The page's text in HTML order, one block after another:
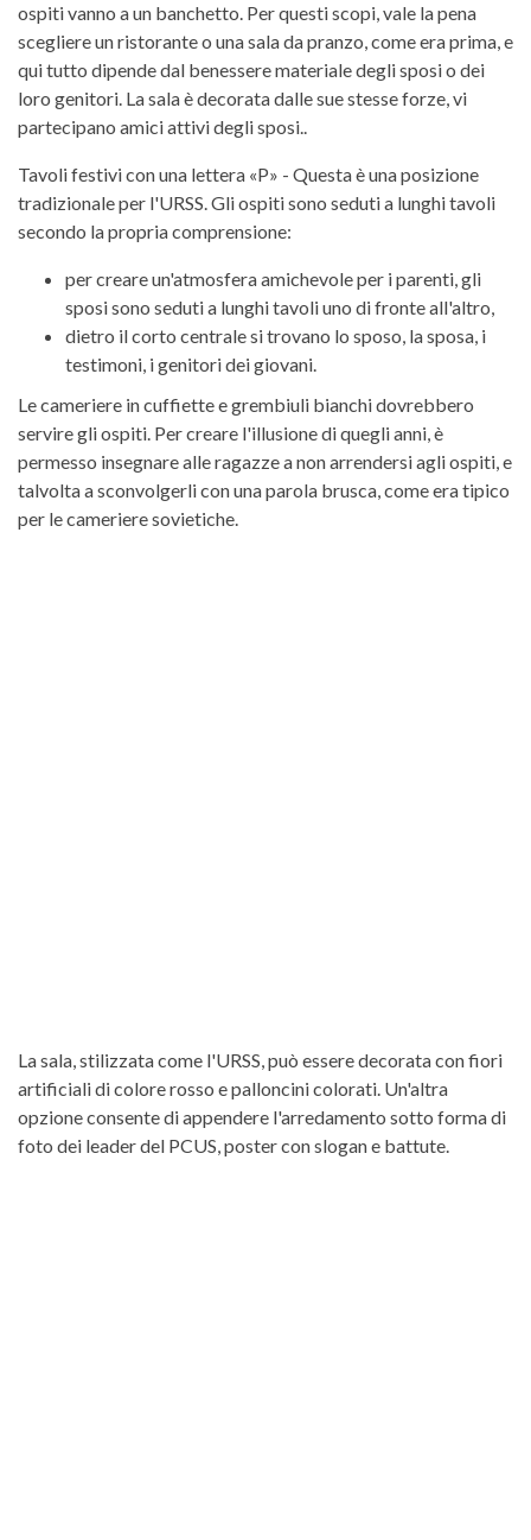
ospiti vanno a un banchetto. Per questi scopi, vale la pena
scegliere un ristorante o una sala da pranzo, come era prima, e
qui tutto dipende dal benessere materiale degli sposi o dei
loro genitori. La sala è decorata dalle sue stesse forze, vi
partecipano amici attivi degli sposi..
Tavoli festivi con una lettera «P» - Questa è una posizione
tradizionale per l'URSS. Gli ospiti sono seduti a lunghi tavoli
secondo la propria comprensione:
per creare un'atmosfera amichevole per i parenti, gli
sposi sono seduti a lunghi tavoli uno di fronte all'altro,
dietro il corto centrale si trovano lo sposo, la sposa, i
testimoni, i genitori dei giovani.
Le cameriere in cuffiette e grembiuli bianchi dovrebbero
servire gli ospiti. Per creare l'illusione di quegli anni, è
permesso insegnare alle ragazze a non arrendersi agli ospiti, e
talvolta a sconvolgerli con una parola brusca, come era tipico
per le cameriere sovietiche.
La sala, stilizzata come l'URSS, può essere decorata con fiori
artificiali di colore rosso e palloncini colorati. Un'altra
opzione consente di appendere l'arredamento sotto forma di
foto dei leader del PCUS, poster con slogan e battute.